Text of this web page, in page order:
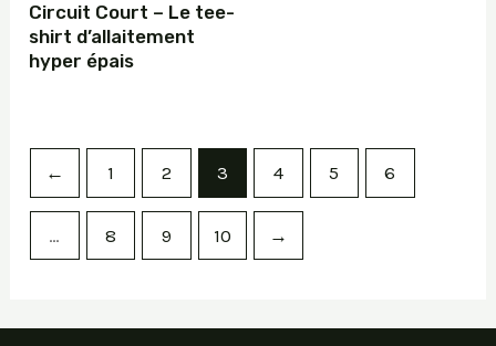
Circuit Court – Le tee-
shirt d’allaitement
hyper épais
← 1 2 3 4 5 6
… 8 9 10 →